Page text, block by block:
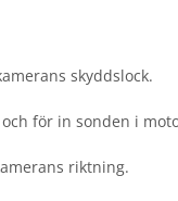
skyddslock.
för in sonden i
riktning.